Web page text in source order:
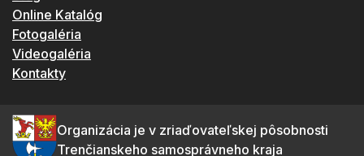
Online Katalóg
Fotogaléria
Videogaléria
Kontakty
Organizácia je v zriaďovateľskej pôsobnosti
Trenčianskeho samosprávneho kraja